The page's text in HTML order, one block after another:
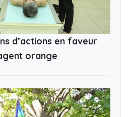
d’actions en faveur
orange